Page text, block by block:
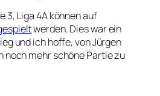
3, Liga 4A können auf
werden. Dies war ein
und ich hoffe, von Jürgen
noch mehr schöne Partie zu